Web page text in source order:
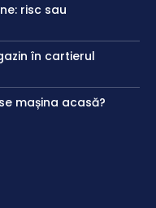
risc sau
în cartierul
mașina acasă?